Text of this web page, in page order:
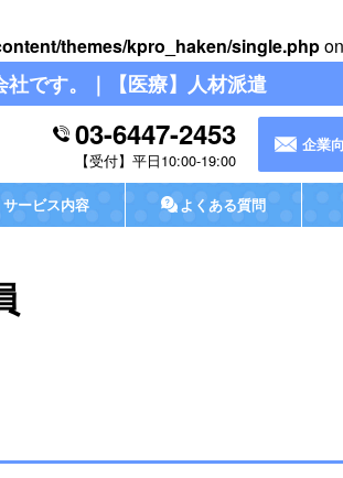
themes/kpro_haken/single.php
です。｜【医療】人材派遣
03-6447-2453
平日10:00-19:00
企業
サービス内容 よくある質問